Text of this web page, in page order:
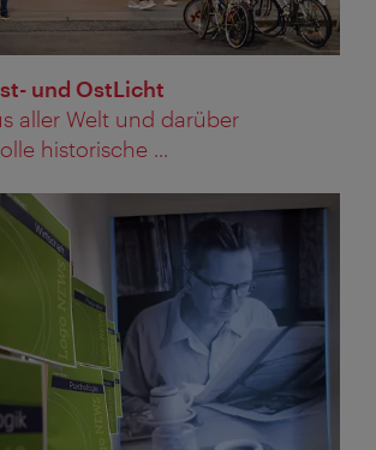
und OstLicht
aller Welt und darüber
historische ...